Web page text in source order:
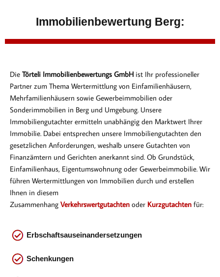
Immobilienbewertung Berg:
Die Törteli Immobilienbewertungs GmbH ist Ihr professioneller
Partner zum Thema Wertermittlung von Einfamilienhäusern,
Mehrfamilienhäusern sowie Gewerbeimmobilien oder
Sonderimmobilien in Berg und Umgebung. Unsere
Immobiliengutachter ermitteln unabhängig den Marktwert Ihrer
Immobilie. Dabei entsprechen unsere Immobiliengutachten den
gesetzlichen Anforderungen, weshalb unsere Gutachten von
Finanzämtern und Gerichten anerkannt sind. Ob Grundstück,
Einfamilienhaus, Eigentumswohnung oder Gewerbeimmobilie. Wir
führen Wertermittlungen von Immobilien durch und erstellen
Ihnen in diesem
Zusammenhang Verkehrswertgutachten oder Kurzgutachten für:
Erbschaftsauseinandersetzungen
Schenkungen